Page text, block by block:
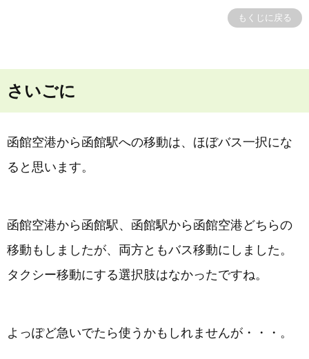
もくじに戻る
さいごに
函館空港から函館駅への移動は、ほぼバス一択にな
ると思います。
函館空港から函館駅、函館駅から函館空港どちらの
移動もしましたが、両方ともバス移動にしました。
タクシー移動にする選択肢はなかったですね。
よっぽど急いでたら使うかもしれませんが・・・。